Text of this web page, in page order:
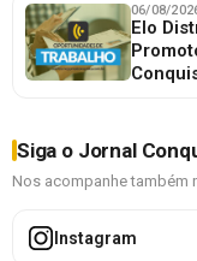
06/08/
Elo
Siga o Jornal
Nos acompanhe também
Instagram